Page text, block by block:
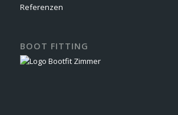
Referenzen
BOOT FITTING